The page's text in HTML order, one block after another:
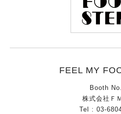
FEEL MY
Booth
株式会社Ｆ
Tel : 03-